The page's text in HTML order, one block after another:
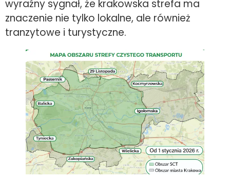
wyraźny sygnał, że krakowska strefa ma
znaczenie nie tylko lokalne, ale również
tranzytowe i turystyczne.